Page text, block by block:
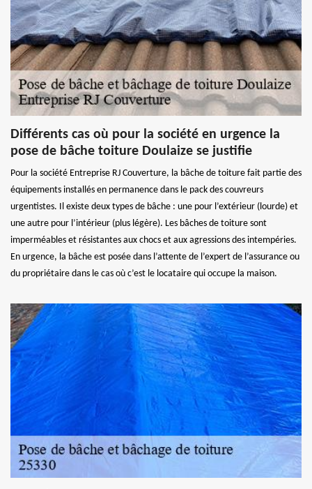
Différents cas où pour la société en urgence la
pose de bâche toiture Doulaize se justifie
Pour la société Entreprise RJ Couverture, la bâche de toiture fait partie des
équipements installés en permanence dans le pack des couvreurs
urgentistes. Il existe deux types de bâche : une pour l’extérieur (lourde) et
une autre pour l’intérieur (plus légère). Les bâches de toiture sont
imperméables et résistantes aux chocs et aux agressions des intempéries.
En urgence, la bâche est posée dans l’attente de l’expert de l’assurance ou
du propriétaire dans le cas où c’est le locataire qui occupe la maison.